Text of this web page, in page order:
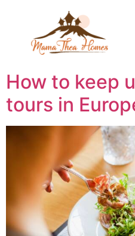
How to keep
tours in